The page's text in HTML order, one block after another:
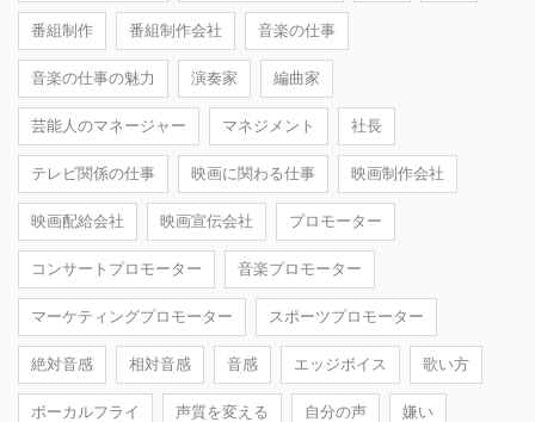
番組制作 番組制作会社 音楽の仕事
音楽の仕事の魅力 演奏家 編曲家
芸能人のマネージャー マネジメント 社長
テレビ関係の仕事 映画に関わる仕事 映画制作会社
映画配給会社 映画宣伝会社 プロモーター
コンサートプロモーター 音楽プロモーター
マーケティングプロモーター スポーツプロモーター
絶対音感 相対音感 音感 エッジボイス 歌い方
ボーカルフライ 声質を変える 自分の声 嫌い